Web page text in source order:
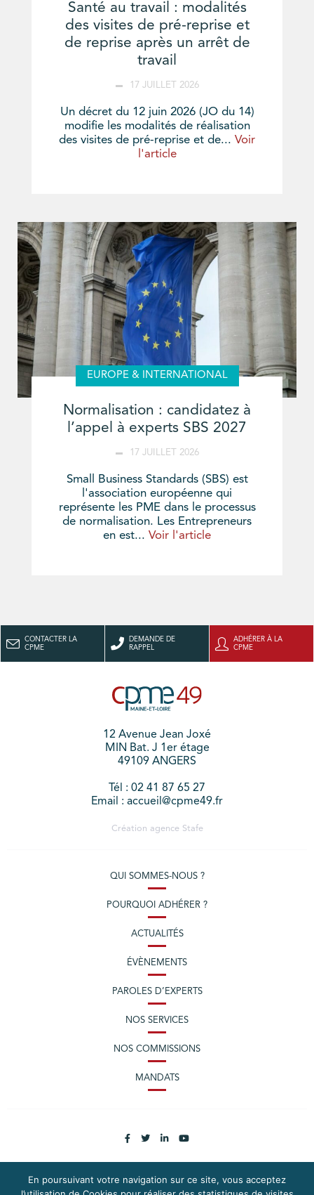
Santé au travail : modalités
des visites de pré-reprise et
de reprise après un arrêt de
travail
17 JUILLET 2026
Un décret du 12 juin 2026 (JO du 14)
modifie les modalités de réalisation
des visites de pré-reprise et de... Voir
l'article
EUROPE & INTERNATIONAL
Normalisation : candidatez à
l’appel à experts SBS 2027
17 JUILLET 2026
Small Business Standards (SBS) est
l'association européenne qui
représente les PME dans le processus
de normalisation. Les Entrepreneurs
en est... Voir l'article
CONTACTER LA
CPME
DEMANDE DE
RAPPEL
ADHÉRER À LA
CPME
12 Avenue Jean Joxé
MIN Bat. J 1er étage
49109 ANGERS
Tél : 02 41 87 65 27
Email : accueil@cpme49.fr
Création agence Stafe
QUI SOMMES-NOUS ?
POURQUOI ADHÉRER ?
ACTUALITÉS
ÉVÈNEMENTS
PAROLES D’EXPERTS
NOS SERVICES
NOS COMMISSIONS
MANDATS
En poursuivant votre navigation sur ce site, vous acceptez